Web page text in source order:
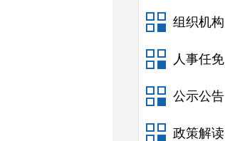
组织机构
人事任免
公示公告
政策解读